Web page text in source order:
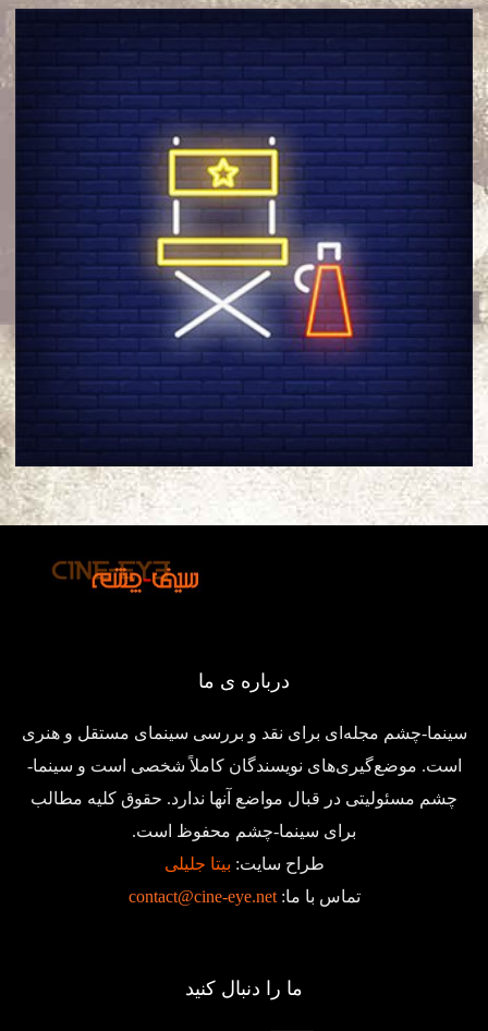
درباره ی ما
سینما-چشم مجله‌ای برای نقد و بررسی سینمای مستقل و هنری
است. موضع‌گیری‌های نویسندگان کاملاً شخصی است و سینما-
چشم مسئولیتی در قبال مواضع آنها ندارد. حقوق کلیه مطالب
برای سینما-چشم محفوظ است.
طراح سایت: بیتا جلیلی
تماس با ما:contact@cine-eye.net
ما را دنبال کنید